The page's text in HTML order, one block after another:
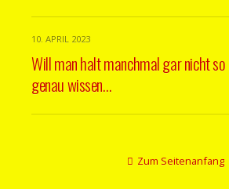
10. APRIL 2023
Will man halt manchmal gar nicht so
genau wissen…
Zum Seitenanfang